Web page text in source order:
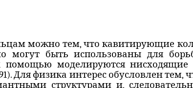
можно тем, что кавитирующие
могут быть использованы для
помощью моделируются нисходящие
Для физика интерес обусловлен
структурами и,